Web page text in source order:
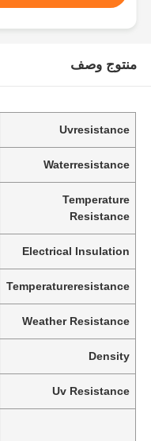
منتوج وصف
Uvresistance
Waterresistance
Temperature
Resistance
Electrical Insulation
Temperatureresistance
Weather Resistance
Density
Uv Resistance